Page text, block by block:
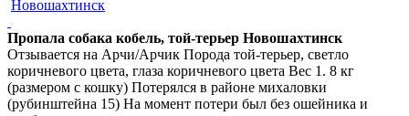
Новошахтинск
Пропала собака кобель, той-терьер Новошахтинск
Отзывается на Арчи/Арчик Порода той-терьер, светло
коричневого цвета, глаза коричневого цвета Вес 1. 8 кг
(размером с кошку) Потерялся в районе михаловки
(рубинштейна 15) На момент потери был без ошейника и